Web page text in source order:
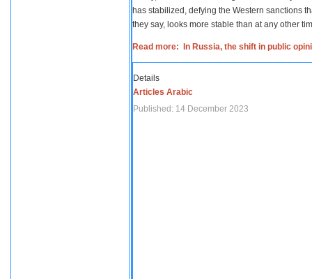
has stabilized, defying the Western sanctions
they say, looks more stable than at any other
Read more: In Russia, the shift in public
Details
Articles Arabic
Published: 14 December 2023